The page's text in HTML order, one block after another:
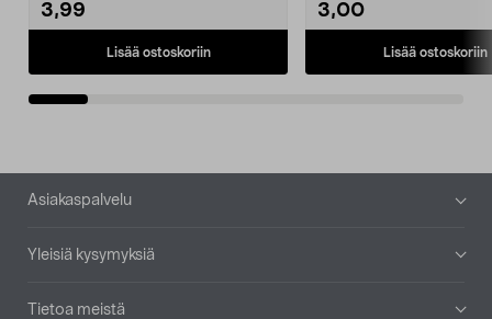
3,99
Lisää ostoskoriin
3,00
Lisää ostoskoriin
Alatunniste
Asiakaspalvelu
Yleisiä kysymyksiä
Tietoa meistä